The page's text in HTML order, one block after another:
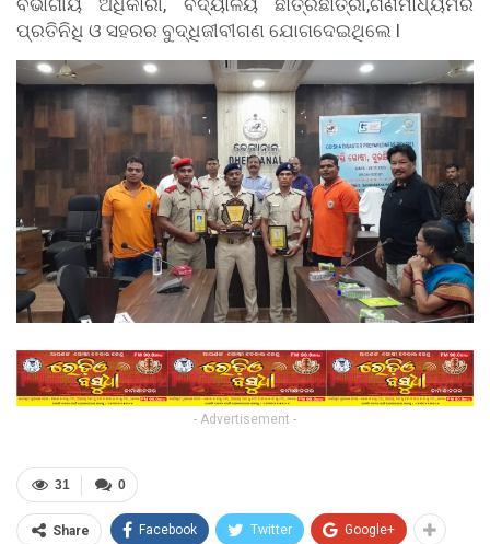
ବିଭାଗୀୟ ଅଧିକାରୀ, ବିଦ୍ୟାଳୟ ଛାତ୍ରଛାତ୍ରୀ,ଗଣମାଧ୍ୟମର
ପ୍ରତିନିଧି ଓ ସହରର ବୁଦ୍ଧିଜୀବୀଗଣ ଯୋଗଦେଇଥିଲେ l
- Advertisement -
0
31
Share Facebook Twitter Google+